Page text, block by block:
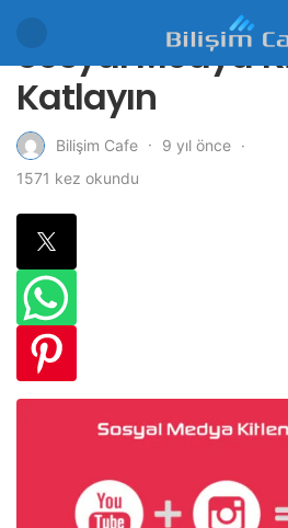
Sosyal Medya
Katlayın
Bilişim Cafe
9 yıl önce
1571 kez okundu